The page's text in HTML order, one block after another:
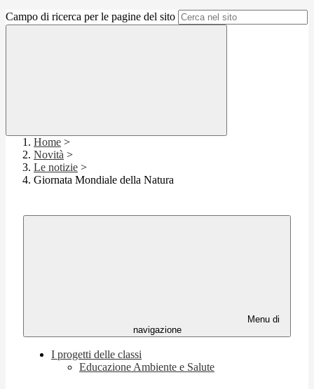
Campo di ricerca per le pagine del sito
Home >
Novità >
Le notizie >
Giornata Mondiale della Natura
Menu di
navigazione
I progetti delle classi
Educazione Ambiente e Salute